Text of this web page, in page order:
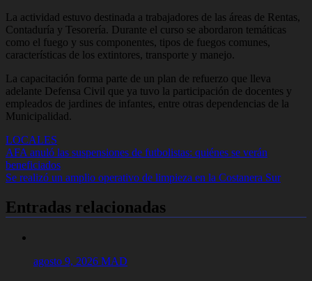
La actividad estuvo destinada a trabajadores de las áreas de Rentas,
Contaduría y Tesorería. Durante el curso se abordaron temáticas
como el fuego y sus componentes, tipos de fuegos comunes,
características de los extintores, transporte y manejo.
La capacitación forma parte de un plan de refuerzo que lleva
adelante Defensa Civil que ya tuvo la participación de docentes y
empleados de jardines de infantes, entre otras dependencias de la
Municipalidad.
LOCALES
Navegación
de
AFA anuló las suspensiones de futbolistas: quiénes se verán
beneficiados
Se realizó un amplio operativo de limpieza en la Costanera Sur
Entradas relacionadas
agosto 9, 2026 MAD